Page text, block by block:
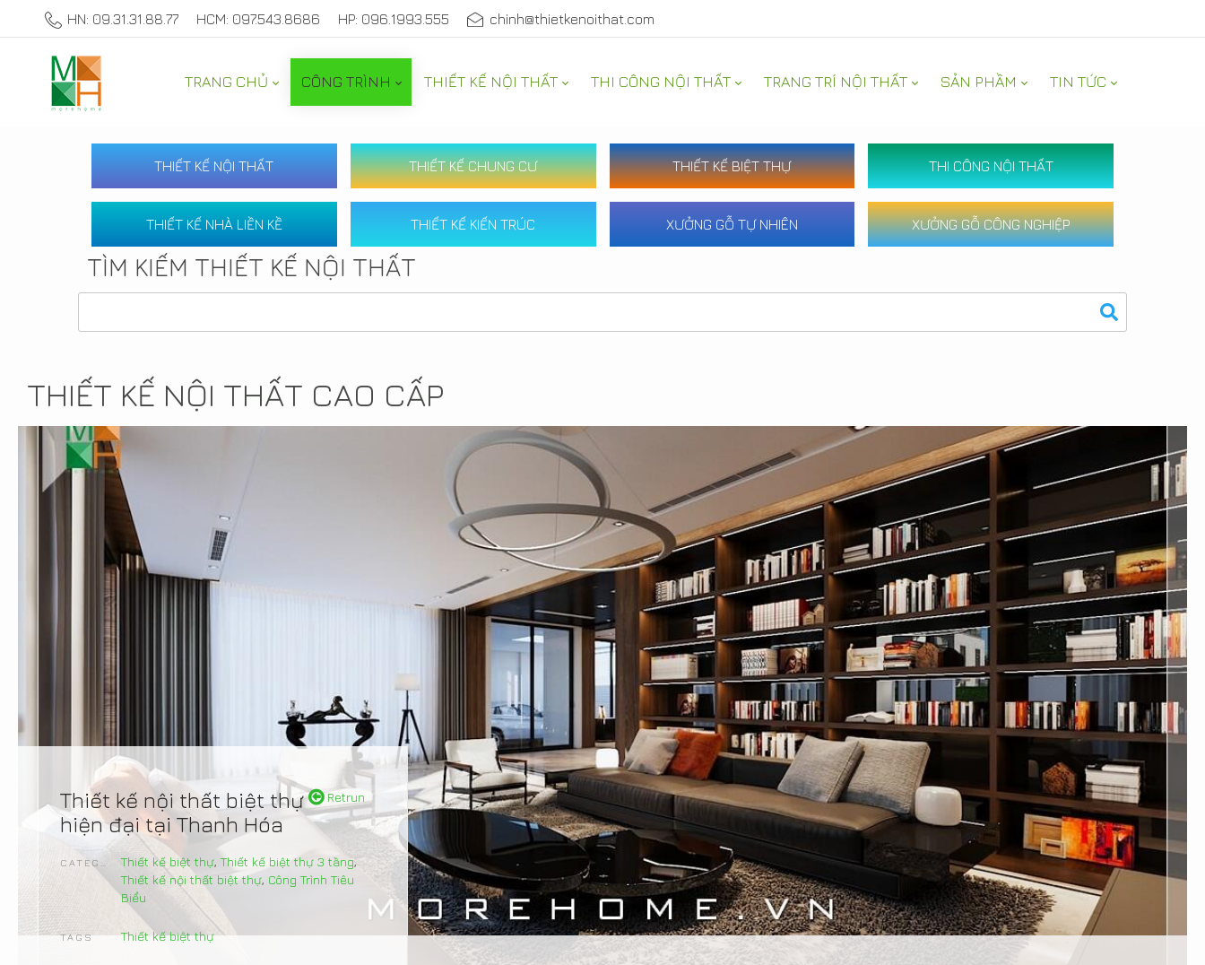
HN: 09.31.31.88.77 HCM: 097.543.8686 HP: 096.1993.555 chinh@thietkenoithat.com
TRANG CHỦ CÔNG TRÌNH THIẾT KẾ NỘI THẤT THI CÔNG NỘI THẤT TRANG TRÍ NỘI THẤT SẢN PHẦM TIN TỨC
THIẾT KẾ NỘI THẤT THIẾT KẾ CHUNG CƯ THIẾT KẾ BIỆT THỰ THI CÔNG NỘI THẤT
THIẾT KẾ NHÀ LIỀN KỀ THIẾT KẾ KIẾN TRÚC XƯỞNG GỖ TỰ NHIÊN XƯỞNG GỖ CÔNG NGHIỆP
TÌM KIẾM THIẾT KẾ NỘI THẤT
THIẾT KẾ NỘI THẤT CAO CẤP
Retrun
Thiết kế nội thất biệt thự
hiện đại tại Thanh Hóa
Thiết kế biệt thự, Thiết kế biệt thự 3 tầng,
Thiết kế nội thất biệt thự, Công Trình Tiêu
Biểu
TAGS Thiết kế biệt thự